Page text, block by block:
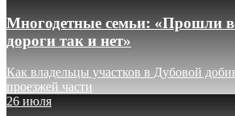
Многодетные семьи: «Прошли
дороги так и нет»
Как владельцы участков в Дубовой
проезжей части
26 июля